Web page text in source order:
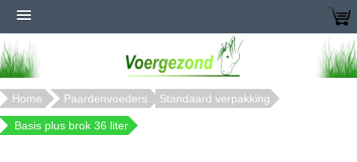
Home Paardenvoeders Standaard verpakking
Basis plus brok 36 liter